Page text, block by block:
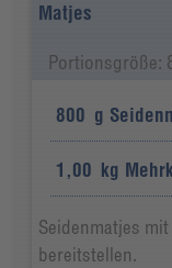
Matjes
Portionsgröße:
800 g
1,00 kg
Seidenmatjes
bereitstellen.